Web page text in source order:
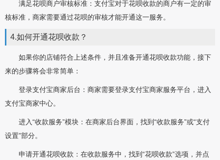
满足花呗商户审核标准：支付宝对于花呗收款的商户有一定的审
核标准，商家需要通过花呗的审核才能开通这一服务。
4.如何开通花呗收款？
如果你的店铺符合上述条件，并且准备开通花呗收款功能，接下
来的步骤将会非常简单：
登录支付宝商家后台：商家需要登录支付宝商家服务平台，进入
支付宝商家中心。
进入“收款服务”模块：在商家后台界面，找到“收款服务”或“支付
设置”部分。
申请开通花呗收款：在收款服务中，找到“花呗收款”选项，并点